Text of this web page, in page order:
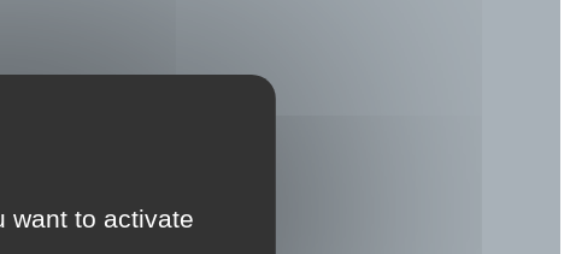
want to activate